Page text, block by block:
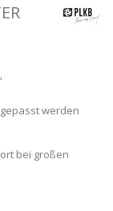
werden
bei großen